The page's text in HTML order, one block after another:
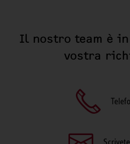
Il nostro team è
vostra